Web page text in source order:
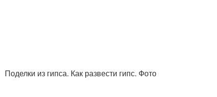
Поделки из гипса. Как развести гипс. Фото